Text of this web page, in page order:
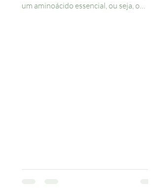
um aminoácido essencial, ou seja, o